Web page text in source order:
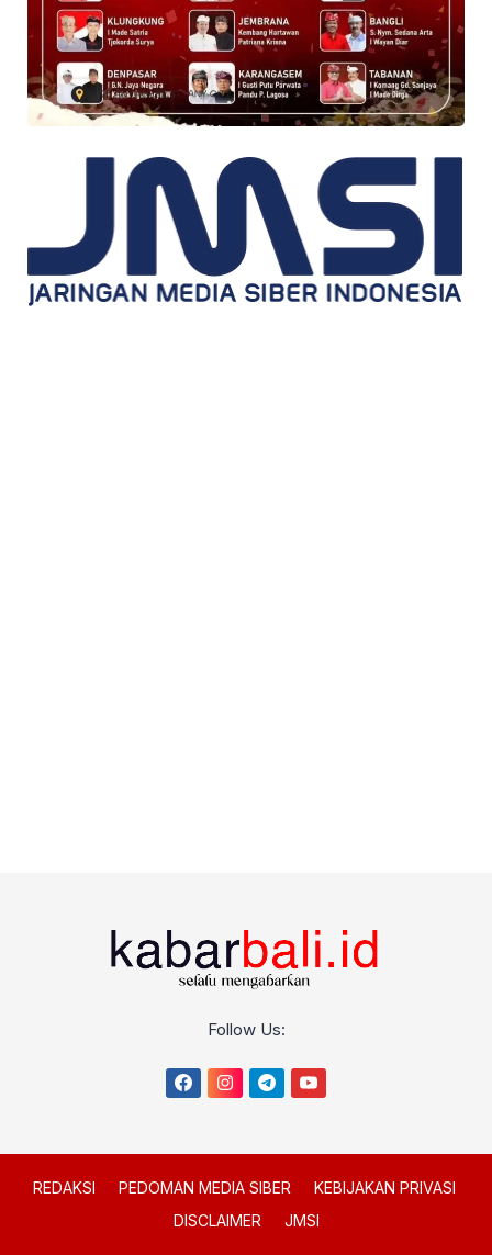
Follow Us:
REDAKSI PEDOMAN MEDIA SIBER
KEBIJAKAN PRIVASI
DISCLAIMER
JMSI